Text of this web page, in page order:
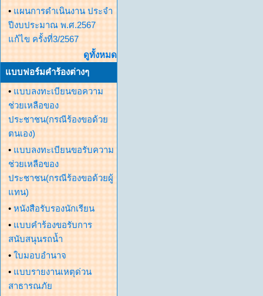
• แผนการดำเนินงาน ประจำ
ปีงบประมาณ พ.ศ.2567
แก้ไข ครั้งที่3/2567
ดูทั้งหมด
แบบฟอร์มคำร้องต่างๆ
• แบบลงทะเบียนขอความ
ช่วยเหลือของ
ประชาชน(กรณีร้องขอด้วย
ตนเอง)
• แบบลงทะเบียนขอรับความ
ช่วยเหลือของ
ประชาชน(กรณีร้องขอด้วยผู้
แทน)
• หนังสือรับรองนักเรียน
• แบบคำร้องขอรับการ
สนับสนุนรถน้ำ
• ใบมอบอำนาจ
• แบบรายงานเหตุด่วน
สาธารณภัย